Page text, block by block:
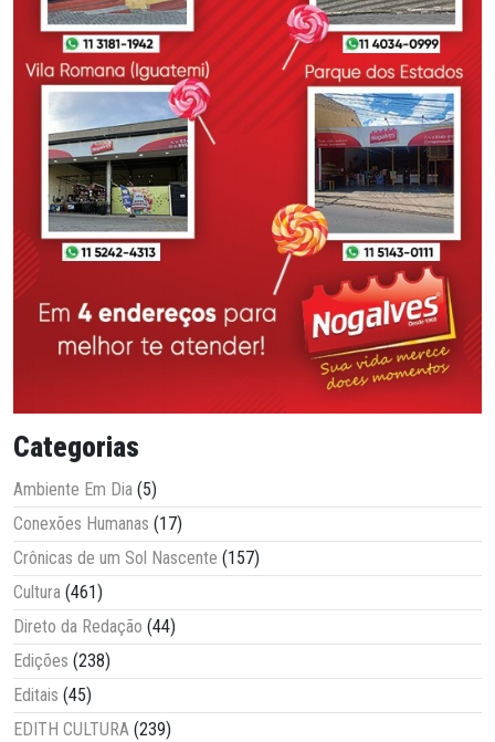
Categorias
Ambiente Em Dia (5)
Conexões Humanas (17)
Crônicas de um Sol Nascente (157)
Cultura (461)
Direto da Redação (44)
Edições (238)
Editais (45)
EDITH CULTURA (239)